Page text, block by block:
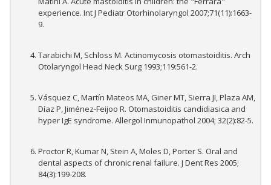
experience. Int J Pediatr Otorhinolaryngol 2007;71(11):1663-
9.
Tarabichi M, Schloss M. Actinomycosis otomastoiditis. Arch
Otolaryngol Head Neck Surg 1993;119:561-2.
Vásquez C, Martín Mateos MA, Giner MT, Sierra JI, Plaza AM,
Díaz P, Jiménez-Feijoo R. Otomastoiditis candidiasica and
hyper IgE syndrome. Allergol Inmunopathol 2004; 32(2):82-5.
Proctor R, Kumar N, Stein A, Moles D, Porter S. Oral and
dental aspects of chronic renal failure. J Dent Res 2005;
84(3):199-208.